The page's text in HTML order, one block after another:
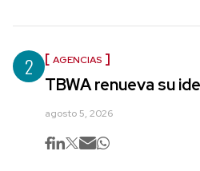
2 AGENCIAS
TBWA renueva su
agosto 5, 2026